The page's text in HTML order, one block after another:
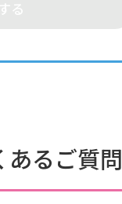
あるご質問